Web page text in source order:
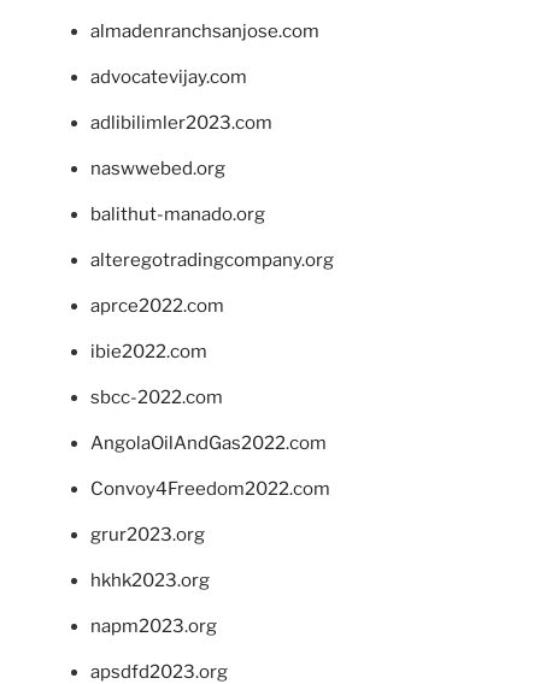
almadenranchsanjose.com
advocatevijay.com
adlibilimler2023.com
naswwebed.org
balithut-manado.org
alteregotradingcompany.org
aprce2022.com
ibie2022.com
sbcc-2022.com
AngolaOilAndGas2022.com
Convoy4Freedom2022.com
grur2023.org
hkhk2023.org
napm2023.org
apsdfd2023.org